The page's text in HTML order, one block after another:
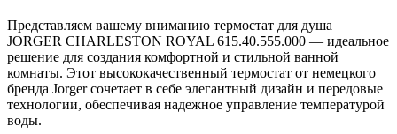
Представляем вашему вниманию термостат для душа
JORGER CHARLESTON ROYAL 615.40.555.000 — идеальное
решение для создания комфортной и стильной ванной
комнаты. Этот высококачественный термостат от немецкого
бренда Jorger сочетает в себе элегантный дизайн и передовые
технологии, обеспечивая надежное управление температурой
воды.